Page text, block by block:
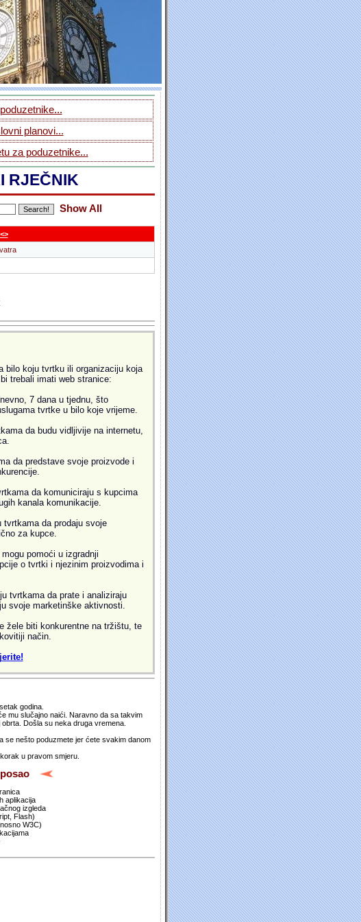
planovi...
za poduzetnike...
RJEČNIK
Show All
bilo koju tvrtku ili organizaciju koja
trebali imati web stranice:
7 dana u tjednu, što
tvrtke u bilo koje vrijeme.
da budu vidljivije na internetu,
da predstave svoje proizvode i
da komuniciraju s kupcima
kanala komunikacije.
da prodaju svoje
za kupce.
pomoći u izgradnji
o tvrtki i njezinim proizvodima i
tvrtkama da prate i analiziraju
svoje marketinške aktivnosti.
žele biti konkurentne na tržištu, te
način.
godina.
mu slučajno naići. Naravno da sa takvim
Došla su neka druga vremena.
se nešto poduzmete jer ćete svakim danom
u pravom smjeru.
aplikacija
izgleda
Flash)
W3C)